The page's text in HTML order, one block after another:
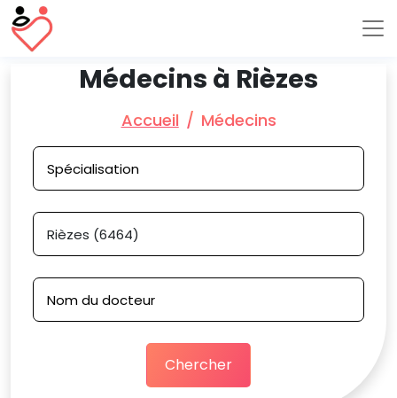
Médecins à Rièzes
Accueil Médecins
Chercher